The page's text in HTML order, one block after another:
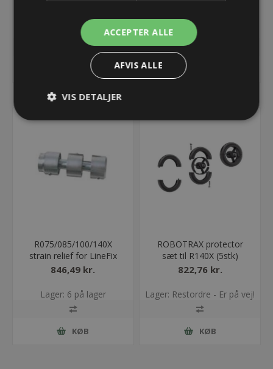
Lager: Restordre - Er på vej! Lager: 14 på lager
R075/085/100/140X
strain relief for LineFix
LFR
846,49 kr.
Lager: 6 på lager
KØB
ROBOTRAX protector
sæt til R140X (5stk)
822,76 kr.
Lager: Restordre - Er på vej!
KØB
ACCEPTER ALLE
AFVIS ALLE
VIS DETALJER